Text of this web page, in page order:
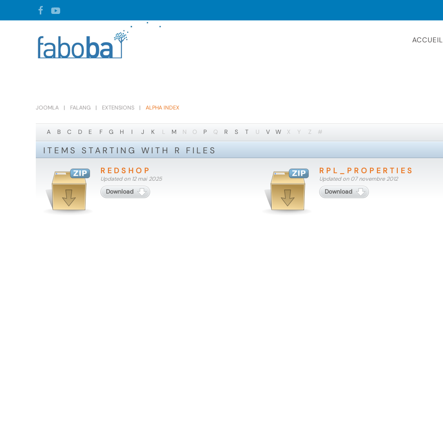
ACCUEIL
JOOMLA FALANG EXTENSIONS ALPHA INDEX
A B C D E F G H I J K L M N O P Q R S T U V W X Y Z #
ITEMS STARTING WITH R FILES
REDSHOP
Updated on 12 mai 2025
Download
RPL_PROPERTIES
Updated on 07 novembre 2012
Download